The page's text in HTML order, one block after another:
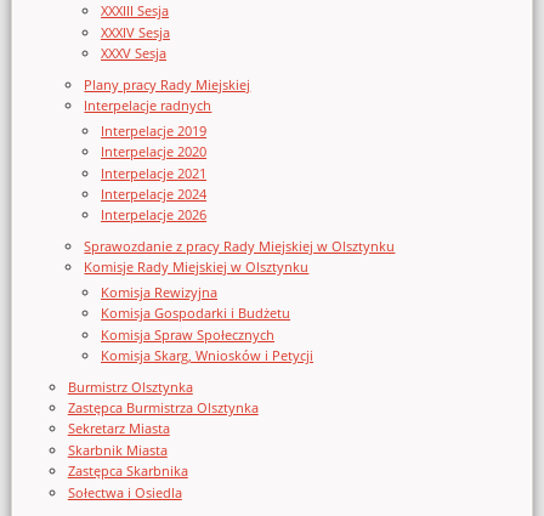
XXXIII Sesja
XXXIV Sesja
XXXV Sesja
Plany pracy Rady Miejskiej
Interpelacje radnych
Interpelacje 2019
Interpelacje 2020
Interpelacje 2021
Interpelacje 2024
Interpelacje 2026
Sprawozdanie z pracy Rady Miejskiej w Olsztynku
Komisje Rady Miejskiej w Olsztynku
Komisja Rewizyjna
Komisja Gospodarki i Budżetu
Komisja Spraw Społecznych
Komisja Skarg, Wniosków i Petycji
Burmistrz Olsztynka
Zastępca Burmistrza Olsztynka
Sekretarz Miasta
Skarbnik Miasta
Zastępca Skarbnika
Sołectwa i Osiedla